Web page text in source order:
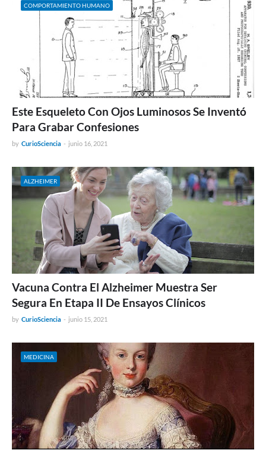
COMPORTAMIENTO HUMANO
Este Esqueleto Con Ojos Luminosos Se Inventó
Para Grabar Confesiones
by CurioSciencia - junio 16, 2021
ALZHEIMER
Vacuna Contra El Alzheimer Muestra Ser
Segura En Etapa II De Ensayos Clínicos
by CurioSciencia - junio 15, 2021
MEDICINA